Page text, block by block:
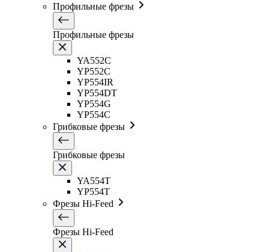
Профильные фрезы
Профильные фрезы
YA552C
YP552C
YP554IR
YP554DT
YP554G
YP554C
Грибковые фрезы
Грибковые фрезы
YA554T
YP554T
Фрезы Hi-Feed
Фрезы Hi-Feed